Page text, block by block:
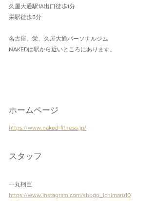
久屋大通駅1A出口徒歩1分
栄駅徒歩5分
名古屋、栄、久屋大通パーソナルジム
NAKEDは駅から近いところにあります。
ホームページ
https://www.naked-fitness.jp/
スタッフ
一丸翔巨
https://www.instagram.com/shogo_ichimaru10